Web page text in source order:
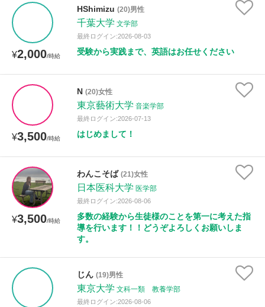
¥2,000/時給
HShimizu (20)男性
千葉大学 文学部
最終ログイン:2026-08-03
受験から実践まで、英語はお任せください
¥3,500/時給
N (20)女性
東京藝術大学 音楽学部
最終ログイン:2026-07-13
はじめまして！
¥3,500/時給
わんこそば (21)女性
日本医科大学 医学部
最終ログイン:2026-08-06
多数の経験から生徒様のことを第一に考えた指
導を行います！！どうぞよろしくお願いしま
す。
じん (19)男性
東京大学 文科一類 教養学部
最終ログイン:2026-08-06